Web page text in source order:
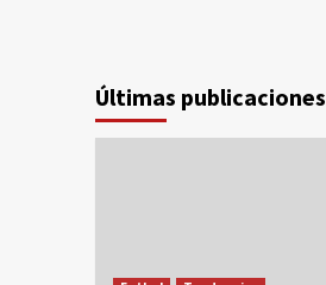
Últimas publicaciones